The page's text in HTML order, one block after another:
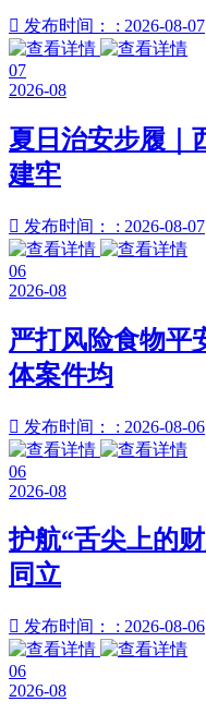
 发布时间： : 2026-08-07
07
2026-08
夏日治安步履｜
建牢
 发布时间： : 2026-08-07
06
2026-08
严打风险食物平
体案件均
 发布时间： : 2026-08-06
06
2026-08
护航“舌尖上的
同立
 发布时间： : 2026-08-06
06
2026-08